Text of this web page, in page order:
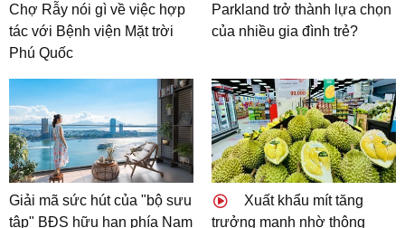
Chợ Rẫy nói gì về việc hợp
tác với Bệnh viện Mặt trời
Phú Quốc
Parkland trở thành lựa chọn
của nhiều gia đình trẻ?
Giải mã sức hút của "bộ sưu
tập" BĐS hữu hạn phía Nam
Xuất khẩu mít tăng
trưởng mạnh nhờ thông